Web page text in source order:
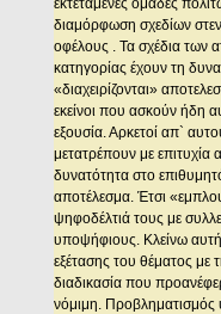
εκτεταμένες ομάδες
διαμόρφωση σχεδίων
οφέλους . Τα σχέδια των
κατηγορίας έχουν τη
«διαχειρίζονται»
εκείνοι που ασκούν ήδη
εξουσία. Αρκετοί απ`
μετατρέπουν με επιτυχία
δυνατότητα στο
αποτέλεσμα. Έτσι
ψηφοδέλτιά τους με
υποψήφιους. Κλείνω
εξέτασης του θέματος με
διαδικασία που
νόμιμη. Προβληματισμός